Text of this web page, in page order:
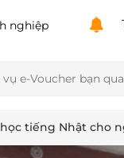
nghiệp
tiếng Nhật cho